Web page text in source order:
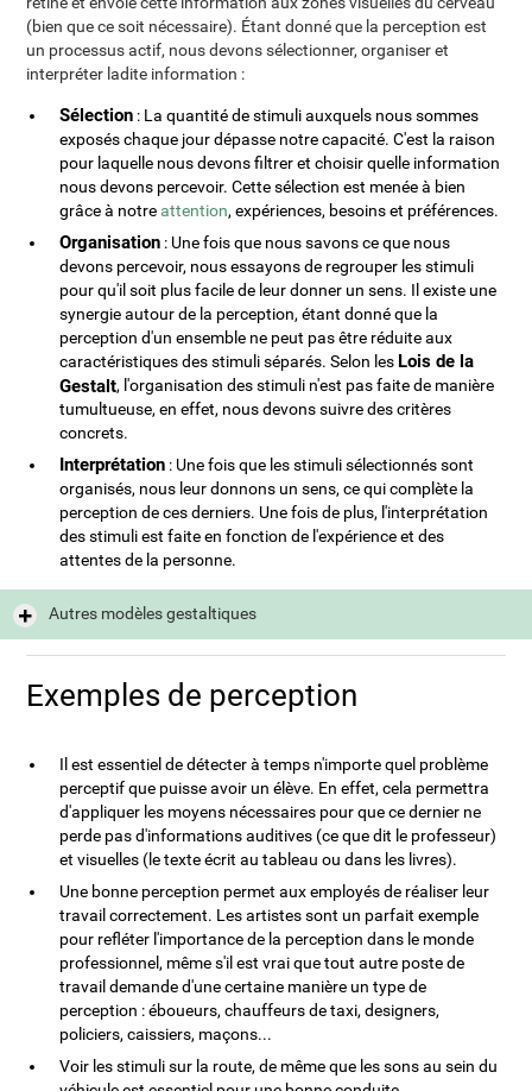
(bien que ce soit nécessaire). Étant donné que la perception est
un processus actif, nous devons sélectionner, organiser et
interpréter ladite information :
Sélection : La quantité de stimuli auxquels nous sommes
exposés chaque jour dépasse notre capacité. C'est la raison
pour laquelle nous devons filtrer et choisir quelle information
nous devons percevoir. Cette sélection est menée à bien
grâce à notreattention, expériences, besoins et préférences.
Organisation : Une fois que nous savons ce que nous
devons percevoir, nous essayons de regrouper les stimuli
pour qu'il soit plus facile de leur donner un sens. Il existe une
synergie autour de la perception, étant donné que la
perception d'un ensemble ne peut pas être réduite aux
caractéristiques des stimuli séparés. Selon les Lois de la
Gestalt, l'organisation des stimuli n'est pas faite de manière
tumultueuse, en effet, nous devons suivre des critères
concrets.
Interprétation : Une fois que les stimuli sélectionnés sont
organisés, nous leur donnons un sens, ce qui complète la
perception de ces derniers. Une fois de plus, l'interprétation
des stimuli est faite en fonction de l'expérience et des
attentes de la personne.
Autres modèles gestaltiques
Exemples de perception
Il est essentiel de détecter à temps n'importe quel problème
perceptif que puisse avoir un élève. En effet, cela permettra
d'appliquer les moyens nécessaires pour que ce dernier ne
perde pas d'informations auditives (ce que dit le professeur)
et visuelles (le texte écrit au tableau ou dans les livres).
Une bonne perception permet aux employés de réaliser leur
travail correctement. Les artistes sont un parfait exemple
pour refléter l'importance de la perception dans le monde
professionnel, même s'il est vrai que tout autre poste de
travail demande d'une certaine manière un type de
perception : éboueurs, chauffeurs de taxi, designers,
policiers, caissiers, maçons...
Voir les stimuli sur la route, de même que les sons au sein du